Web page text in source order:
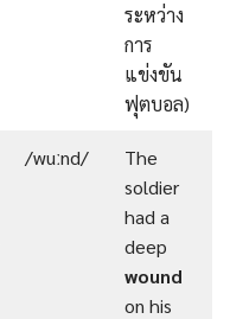
ระหว่าง
การ
แข่งขัน
ฟุตบอล)
/wuːnd/
The
soldier
had a
deep
wound
on his